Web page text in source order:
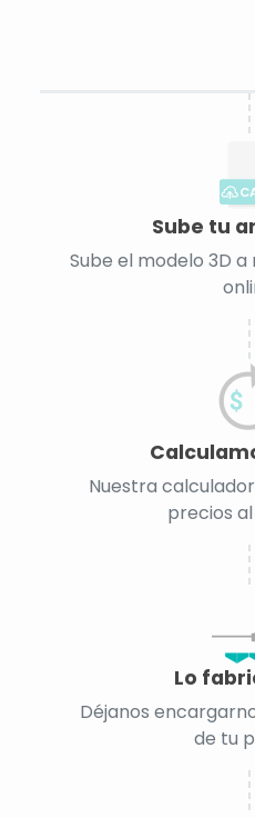
Sube tu
Sube el modelo 3D
Nuestra
precios
Lo
Déjanos
de tu